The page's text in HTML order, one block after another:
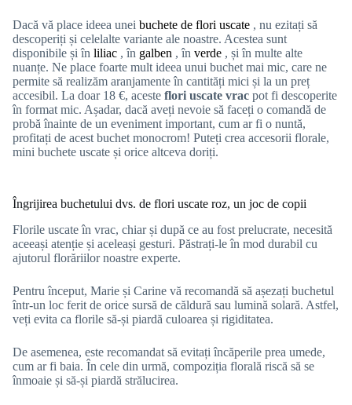
Dacă vă place ideea unei buchete de flori uscate , nu ezitați să
descoperiți și celelalte variante ale noastre. Acestea sunt
disponibile și în liliac , în galben , în verde , și în multe alte
nuanțe. Ne place foarte mult ideea unui buchet mai mic, care ne
permite să realizăm aranjamente în cantități mici și la un preț
accesibil. La doar 18 €, aceste flori uscate vrac pot fi descoperite
în format mic. Așadar, dacă aveți nevoie să faceți o comandă de
probă înainte de un eveniment important, cum ar fi o nuntă,
profitați de acest buchet monocrom! Puteți crea accesorii florale,
mini buchete uscate și orice altceva doriți.
Îngrijirea buchetului dvs. de flori uscate roz, un joc de copii
Florile uscate în vrac, chiar și după ce au fost prelucrate, necesită
aceeași atenție și aceleași gesturi. Păstrați-le în mod durabil cu
ajutorul florăriilor noastre experte.
Pentru început, Marie și Carine vă recomandă să așezați buchetul
într-un loc ferit de orice sursă de căldură sau lumină solară. Astfel,
veți evita ca florile să-și piardă culoarea și rigiditatea.
De asemenea, este recomandat să evitați încăperile prea umede,
cum ar fi baia. În cele din urmă, compoziția florală riscă să se
înmoaie și să-și piardă strălucirea.